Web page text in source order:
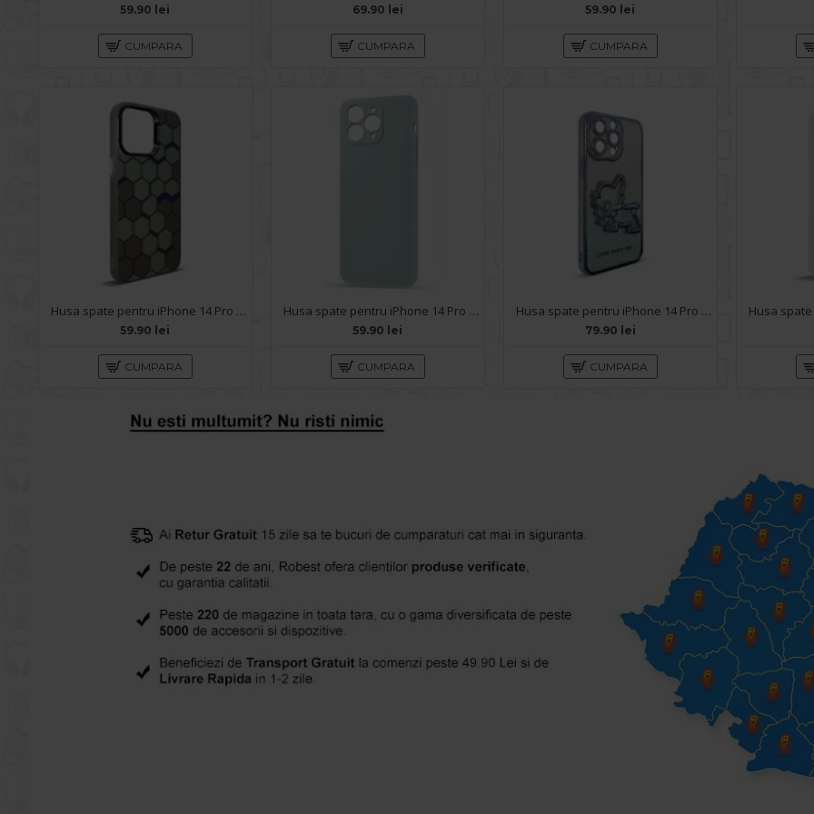
59.90 lei
CUMPARA
69.90 lei
CUMPARA
59.90 lei
CUMPARA
Husa spate pentru iPhone 14 Pro Max- Bozo case Negru
59.90 lei
CUMPARA
Husa spate pentru iPhone 14 Pro Max - Silicon Line Verde Gri
59.90 lei
CUMPARA
Husa spate pentru iPhone 14 Pro Max - Doo Case Albastru
79.90 lei
CUMPARA